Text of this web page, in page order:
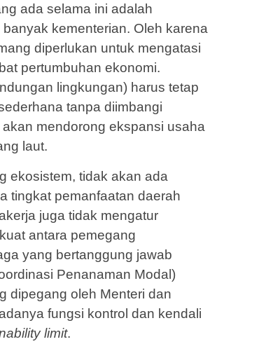
ada selama ini adalah
kementerian. Oleh karena
diperlukan untuk mengatasi
pertum­buhan ekonomi.
lingkungan) harus tetap
tanpa diimbangi
mendorong ekspansi usaha
laut.
ekosistem, tidak akan ada
tingkat pemanfaatan daerah
juga tidak mengatur
antara peme­gang
yang bertanggung jawab
Penanaman Modal)
dipegang oleh Menteri dan
fungsi kontrol dan kendali
limit.